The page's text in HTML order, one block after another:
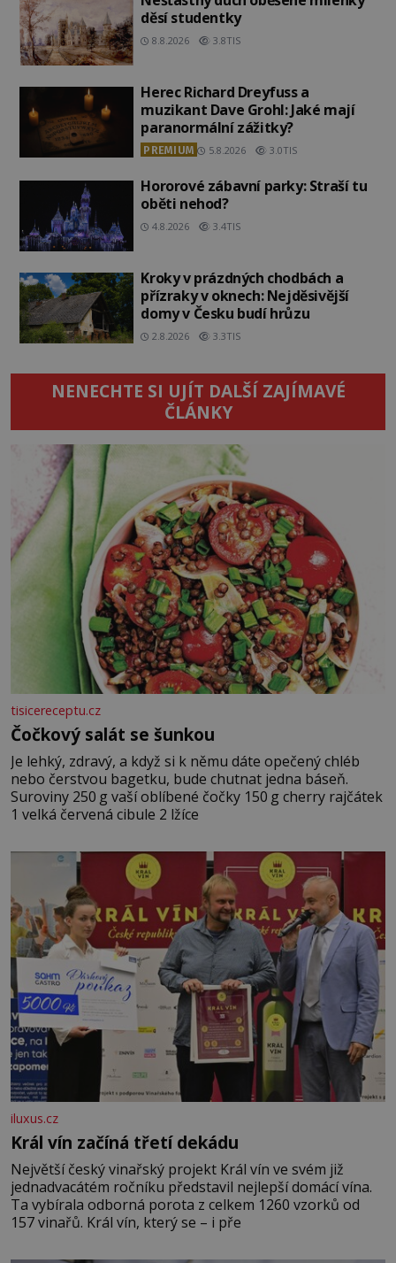
děsí studentky
8.8.2026 3.8TIS
Herec Richard Dreyfuss a
muzikant Dave Grohl: Jaké mají
paranormální zážitky?
PREMIUM 5.8.2026 3.0TIS
Hororové zábavní parky: Straší tu
oběti nehod?
4.8.2026 3.4TIS
Kroky v prázdných chodbách a
přízraky v oknech: Nejděsivější
domy v Česku budí hrůzu
2.8.2026 3.3TIS
NENECHTE SI UJÍT DALŠÍ ZAJÍMAVÉ
ČLÁNKY
tisicereceptu.cz
Čočkový salát se šunkou
Je lehký, zdravý, a když si k němu dáte opečený chléb
nebo čerstvou bagetku, bude chutnat jedna báseň.
Suroviny 250 g vaší oblíbené čočky 150 g cherry rajčátek
1 velká červená cibule 2 lžíce
iluxus.cz
Král vín začíná třetí dekádu
Největší český vinařský projekt Král vín ve svém již
jednadvacátém ročníku představil nejlepší domácí vína.
Ta vybírala odborná porota z celkem 1260 vzorků od
157 vinařů. Král vín, který se – i pře